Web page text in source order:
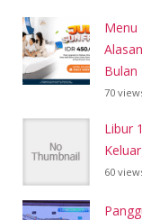
Menu
Bulan
70
Libur
60